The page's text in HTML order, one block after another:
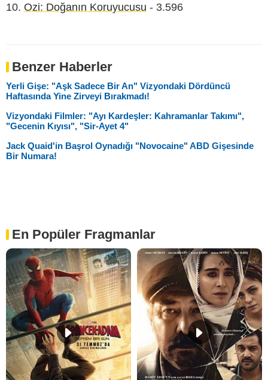
10. Ozi: Doğanın Koruyucusu - 3.596
Benzer Haberler
Yerli Gişe: "Aşk Sadece Bir An" Vizyondaki Dördüncü
Haftasında Yine Zirveyi Bırakmadı!
Vizyondaki Filmler: "Ayı Kardeşler: Kahramanlar Takımı",
"Gecenin Kıyısı", "Sir-Ayet 4"
Jack Quaid'in Başrol Oynadığı "Novocaine" ABD Gişesinde
Bir Numara!
En Popüler Fragmanlar